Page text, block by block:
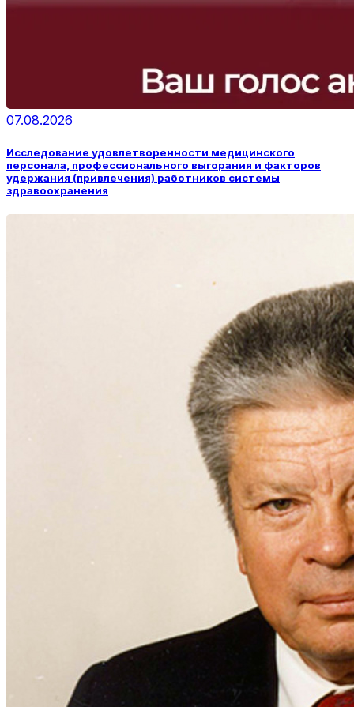
07.08.2026
Исследование удовлетворенности медицинского
персонала, профессионального выгорания и факторов
удержания (привлечения) работников системы
здравоохранения